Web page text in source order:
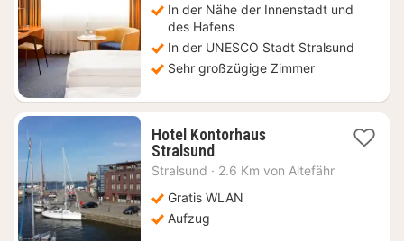
85,20
€
In der Nähe der Innenstadt und
des Hafens
In der UNESCO Stadt Stralsund
Sehr großzügige Zimmer
Hotel Kontorhaus
Stralsund1
Nacht
154,09
Stralsund · 2.6 Km von Altefähr
Gratis WLAN
Aufzug